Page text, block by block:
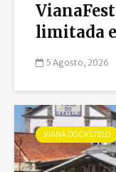
limitada
5 Agosto, 2026
VIANA DO CASTELO